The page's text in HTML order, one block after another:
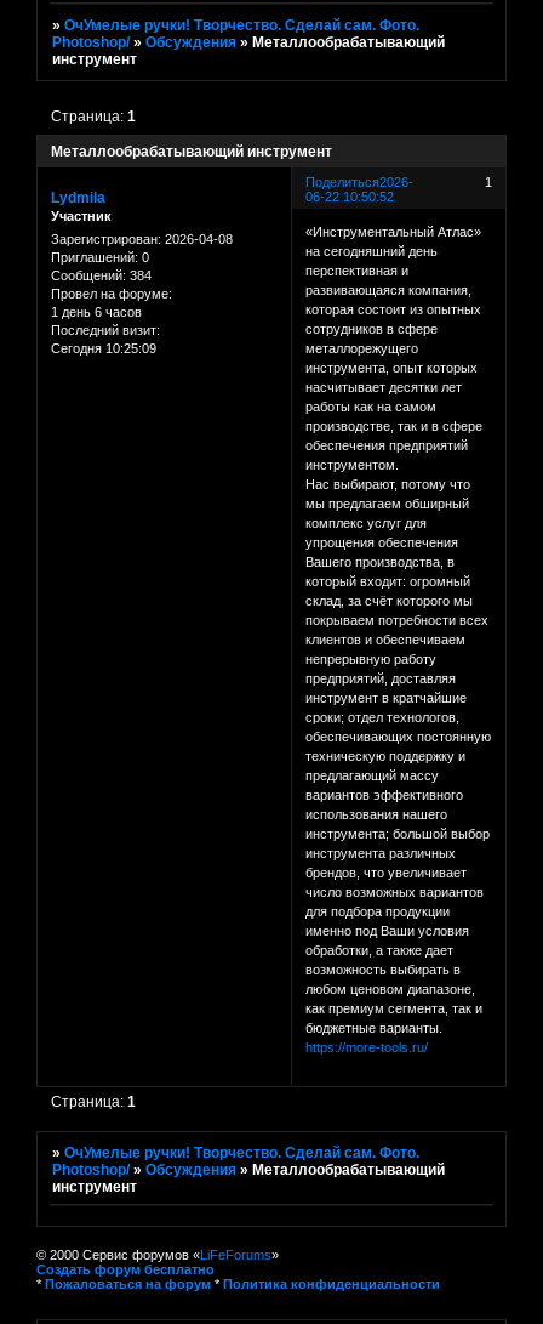
»ОчУмелые ручки! Творчество. Сделай сам. Фото.
Photoshop/ »Обсуждения » Металлообрабатывающий
инструмент
Металлообрабатывающий инструмент
Страница:1
Поделиться 1
2026-
06-22 10:50:52
Lydmila
Участник
Зарегистрирован: 2026-04-08
Приглашений: 0
Сообщений: 384
Провел на форуме:
1 день 6 часов
Последний визит:
Сегодня 10:25:09
«Инструментальный Атлас»
на сегодняшний день
перспективная и
развивающаяся компания,
которая состоит из опытных
сотрудников в сфере
металлорежущего
инструмента, опыт которых
насчитывает десятки лет
работы как на самом
производстве, так и в сфере
обеспечения предприятий
инструментом.
Нас выбирают, потому что
мы предлагаем обширный
комплекс услуг для
упрощения обеспечения
Вашего производства, в
который входит: огромный
склад, за счёт которого мы
покрываем потребности всех
клиентов и обеспечиваем
непрерывную работу
предприятий, доставляя
инструмент в кратчайшие
сроки; отдел технологов,
обеспечивающих постоянную
техническую поддержку и
предлагающий массу
вариантов эффективного
использования нашего
инструмента; большой выбор
инструмента различных
брендов, что увеличивает
число возможных вариантов
для подбора продукции
именно под Ваши условия
обработки, а также дает
возможность выбирать в
любом ценовом диапазоне,
как премиум сегмента, так и
бюджетные варианты.
https://more-tools.ru/
Страница:1
»ОчУмелые ручки! Творчество. Сделай сам. Фото.
Photoshop/ »Обсуждения »Металлообрабатывающий
инструмент
© 2000 Сервис форумов «LiFeForums»
Создать форум бесплатно
* Пожаловаться на форум * Политика конфиденциальности